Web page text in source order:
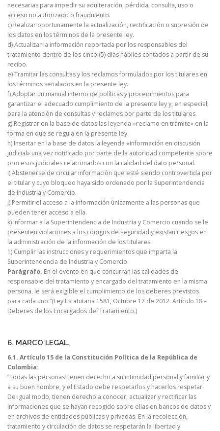
necesarias para impedir su adulteración, pérdida, consulta, uso o
acceso no autorizado o fraudulento.
c) Realizar oportunamente la actualización, rectificación o supresión de
los datos en los términos de la presente ley.
d) Actualizar la información reportada por los responsables del
tratamiento dentro de los cinco (5) días hábiles contados a partir de su
recibo.
e) Tramitar las consultas y los reclamos formulados por los titulares en
los términos señalados en la presente ley.
f) Adoptar un manual interno de políticas y procedimientos para
garantizar el adecuado cumplimiento de la presente ley y, en especial,
para la atención de consultas y reclamos por parte de los titulares.
g) Registrar en la base de datos las leyenda «reclamo en trámite» en la
forma en que se regula en la presente ley.
h) Insertar en la base de datos la leyenda «información en discusión
judicial» una vez notificado por parte de la autoridad competente sobre
procesos judiciales relacionados con la calidad del dato personal.
i) Abstenerse de circular información que esté siendo controvertida por
el titular y cuyo bloqueo haya sido ordenado por la Superintendencia
de Industria y Comercio.
j) Permitir el acceso a la información únicamente a las personas que
pueden tener acceso a ella.
k) Informar a la Superintendencia de Industria y Comercio cuando se le
presenten violaciones a los códigos de seguridad y existan riesgos en
la administración de la información de los titulares.
1) Cumplir las instrucciones y requerimientos que imparta la
Superintendencia de Industria y Comercio.
Parágrafo. En el evento en que concurran las calidades de
responsable del tratamiento y encargado del tratamiento en la misma
persona, le será exigible el cumplimiento de los deberes previstos
para cada uno.”(Ley Estatutaria 1581, Octubre 17 de 2012. Artículo 18 –
Deberes de los Encargados del Tratamiento.)
6. MARCO LEGAL.
6.1. Artículo 15 de la Constitución Política de la República de
Colombia:
“Todas las personas tienen derecho a su intimidad personal y familiar y
a su buen nombre, y el Estado debe respetarlos y hacerlos respetar.
De igual modo, tienen derecho a conocer, actualizar y rectificar las
informaciones que se hayan recogido sobre ellas en bancos de datos y
en archivos de entidades públicas y privadas. En la recolección,
tratamiento y circulación de datos se respetarán la libertad y